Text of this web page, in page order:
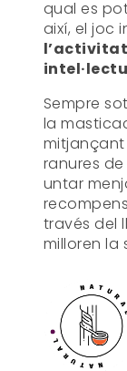
qual es
així, el joc
Sempre
la
mitjançant
ranures
untar
través del
milloren la